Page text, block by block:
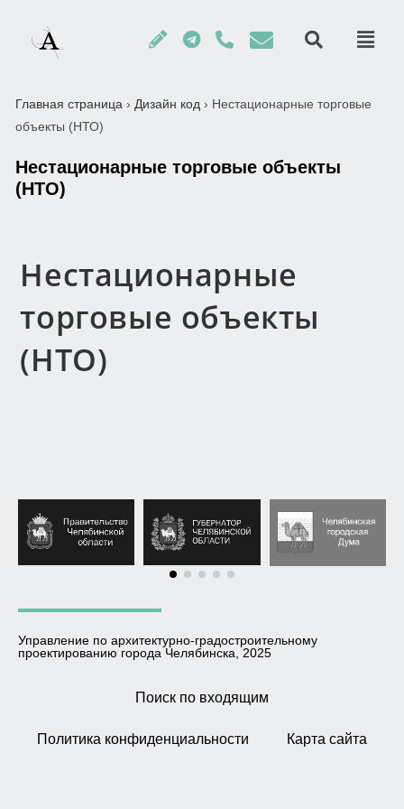
Главная страница › Дизайн код › Нестационарные торговые
объекты (НТО)
Нестационарные торговые объекты
(НТО)
Нестационарные
торговые объекты
(НТО)
Управление по архитектурно-градостроительному
проектированию города Челябинска, 2025
Поиск по входящим
Политика конфиденциальности Карта сайта